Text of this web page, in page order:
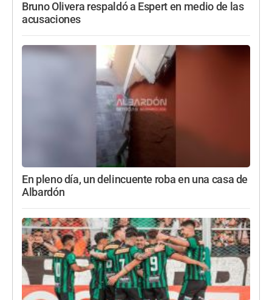
Bruno Olivera respaldó a Espert en medio de las
acusaciones
En pleno día, un delincuente roba en una casa de
Albardón